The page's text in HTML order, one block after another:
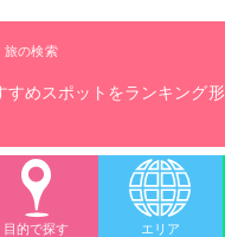
旅の検索
すめスポットをランキング
目的で探す エリア